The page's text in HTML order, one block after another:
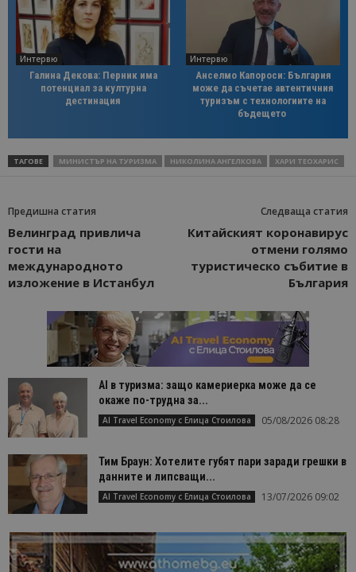
Интервю
Галина Декова: Перник има
потенциал за културна
дестинация
Интервю
Анселмо Капороси: България
може да съчетае автентичния
туризъм с технологиите на
бъдещето
ТАГОВЕ МИНИСТЪР НА ТУРИЗМА НИКОЛИНА АНГЕЛКОВА ХАРИ ТЕОХАРИС
Предишна статия
Велинград привлича
гости на
международното
изложение в Истанбул
Следваща статия
Китайският коронавирус
отмени голямо
туристическо събитие в
България
AI в туризма: защо камериерка може да се
окаже по-трудна за...
AI Travel Economy с Елица Стоилова 05/08/2026 08:28
Тим Браун: Хотелите губят пари заради грешки в
данните и липсващи...
AI Travel Economy с Елица Стоилова 13/07/2026 09:02